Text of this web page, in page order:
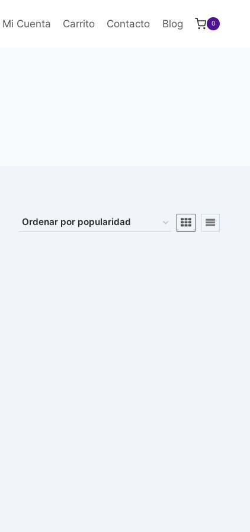
Mi Cuenta Carrito Contacto Blog 0